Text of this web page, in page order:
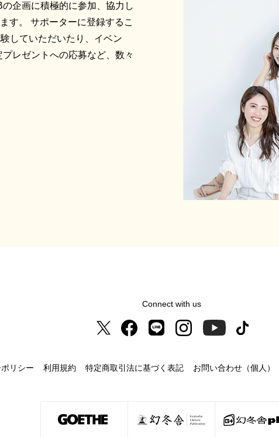
企画に積極的に参加、協力し
す。 サポーターに登録するこ
していただいたり、イベン
レゼントへの応募など、数々
Connect with us
リシー 利用規約 特定商取引法に基づく表記 お問い合わせ（個人）